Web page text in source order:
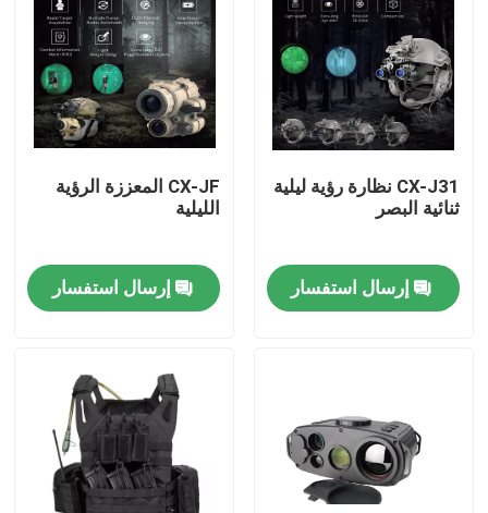
فيديوهات
حولنا
جولة في المصنع
مراقبة الجودة
أخبار
ملابس عسكرية تكتيكية
سترة عسكرية تكتيكية مضادة للرصاص
CX-J31 نظارة رؤية ليلية
ثنائية البصر
إرسال استفسار
CX-JF المعززة الرؤية
الليلية
إرسال استفسار